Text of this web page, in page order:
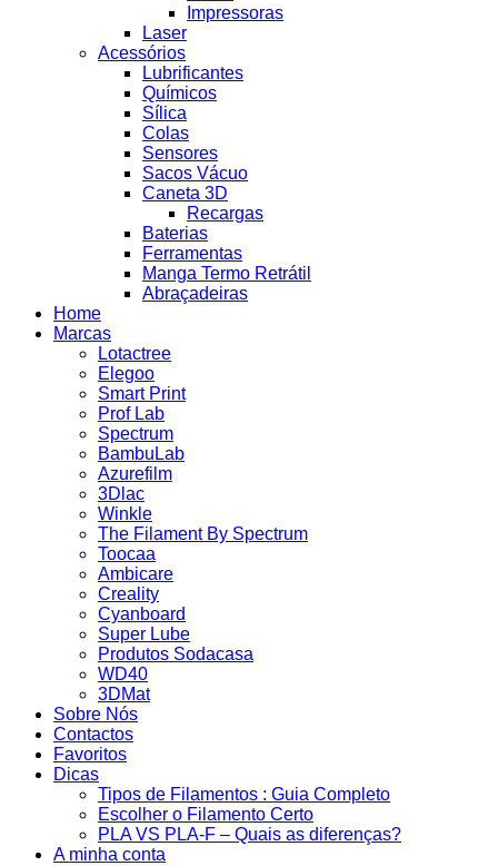
Impressoras
Laser
Acessórios
Lubrificantes
Químicos
Sílica
Colas
Sensores
Sacos Vácuo
Caneta 3D
Recargas
Baterias
Ferramentas
Manga Termo Retrátil
Abraçadeiras
Home
Marcas
Lotactree
Elegoo
Smart Print
Prof Lab
Spectrum
BambuLab
Azurefilm
3Dlac
Winkle
The Filament By Spectrum
Toocaa
Ambicare
Creality
Cyanboard
Super Lube
Produtos Sodacasa
WD40
3DMat
Sobre Nós
Contactos
Favoritos
Dicas
Tipos de Filamentos : Guia Completo
Escolher o Filamento Certo
PLA VS PLA-F – Quais as diferenças?
A minha conta